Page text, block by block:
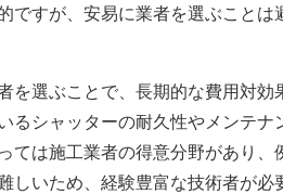
ですが、安易に業者を選ぶことは
を選ぶことで、長期的な費用対効
るシャッターの耐久性やメンテナ
ては施工業者の得意分野があり、
しいため、経験豊富な技術者が必